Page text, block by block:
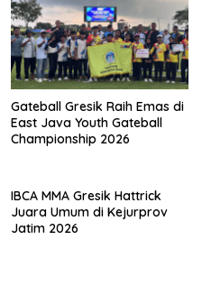
Gateball Gresik Raih Emas di
East Java Youth Gateball
Championship 2026
IBCA MMA Gresik Hattrick
Juara Umum di Kejurprov
Jatim 2026